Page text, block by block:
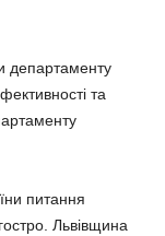
департаменту
та
питання
Львівщина